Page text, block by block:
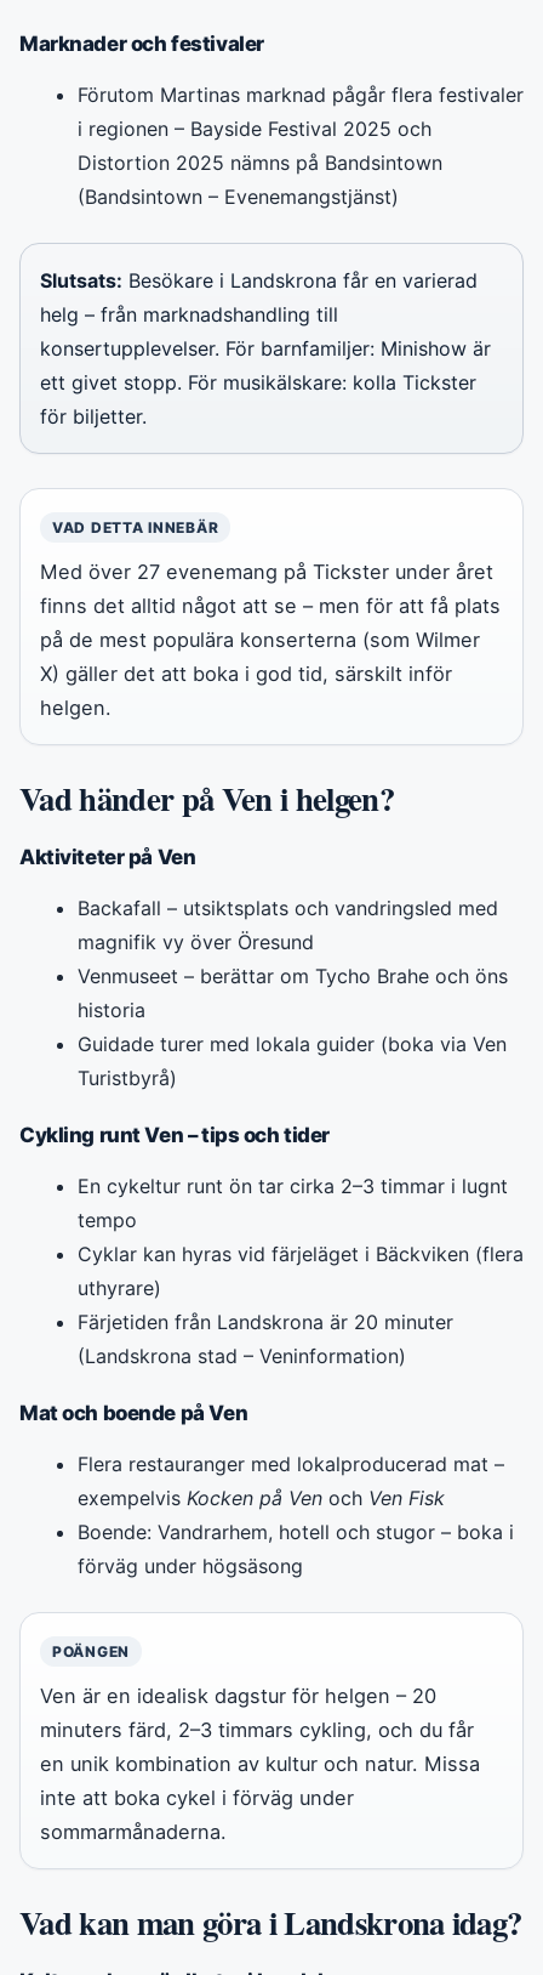
Marknader och festivaler
Förutom Martinas marknad pågår flera festivaler
i regionen – Bayside Festival 2025 och
Distortion 2025 nämns på Bandsintown
(Bandsintown – Evenemangstjänst)
Slutsats: Besökare i Landskrona får en varierad
helg – från marknadshandling till
konsertupplevelser. För barnfamiljer: Minishow är
ett givet stopp. För musikälskare: kolla Tickster
för biljetter.
VAD DETTA INNEBÄR
Med över 27 evenemang på Tickster under året
finns det alltid något att se – men för att få plats
på de mest populära konserterna (som Wilmer
X) gäller det att boka i god tid, särskilt inför
helgen.
Vad händer på Ven i helgen?
Aktiviteter på Ven
Backafall – utsiktsplats och vandringsled med
magnifik vy över Öresund
Venmuseet – berättar om Tycho Brahe och öns
historia
Guidade turer med lokala guider (boka via Ven
Turistbyrå)
Cykling runt Ven – tips och tider
En cykeltur runt ön tar cirka 2–3 timmar i lugnt
tempo
Cyklar kan hyras vid färjeläget i Bäckviken (flera
uthyrare)
Färjetiden från Landskrona är 20 minuter
(Landskrona stad – Veninformation)
Mat och boende på Ven
Flera restauranger med lokalproducerad mat –
exempelvis Kocken på Ven och Ven Fisk
Boende: Vandrarhem, hotell och stugor – boka i
förväg under högsäsong
POÄNGEN
Ven är en idealisk dagstur för helgen – 20
minuters färd, 2–3 timmars cykling, och du får
en unik kombination av kultur och natur. Missa
inte att boka cykel i förväg under
sommarmånaderna.
Vad kan man göra i Landskrona idag?